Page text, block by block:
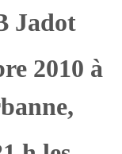
Jadot
2010 à